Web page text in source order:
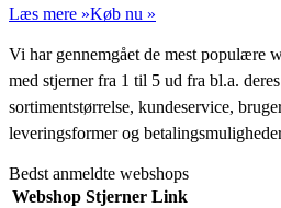
Læs mere »Køb nu »
Vi har gennemgået de mest populære
med stjerner fra 1 til 5 ud fra bl.a.
sortimentstørrelse, kundeservice,
leveringsformer og
Bedst anmeldte webshops
Webshop Stjerner Link